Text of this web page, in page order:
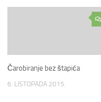
Čarobiranje bez štapića
6. LISTOPADA 2015.